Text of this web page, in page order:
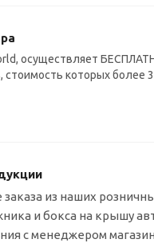
осуществляет
стоимость которых более
из наших
и бокса на крышу
с менеджером